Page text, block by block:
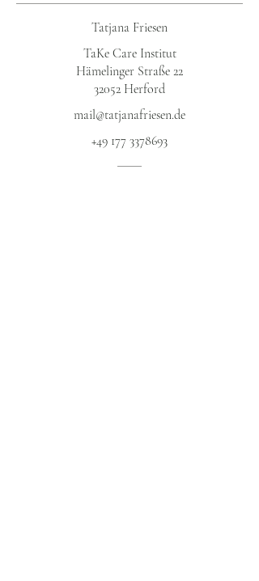
Tatjana Friesen
TaKe Care Institut
Hämelinger Straße 22
32052 Herford​
mail@tatjanafriesen.de
+49 177 3378693